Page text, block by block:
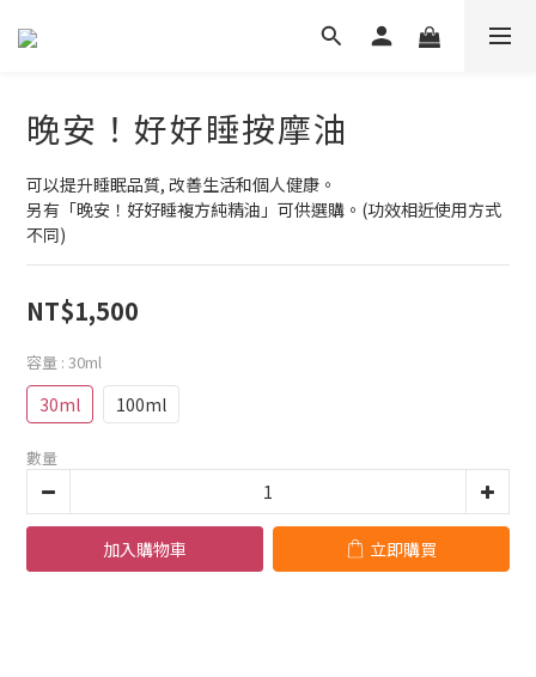
晚安！好好睡按摩油
可以提升睡眠品質, 改善生活和個人健康。
另有「晚安！好好睡複方純精油」可供選購。(功效相近使用方式
不同)
NT$1,500
容量 : 30ml
30ml 100ml
數量
加入購物車 立即購買